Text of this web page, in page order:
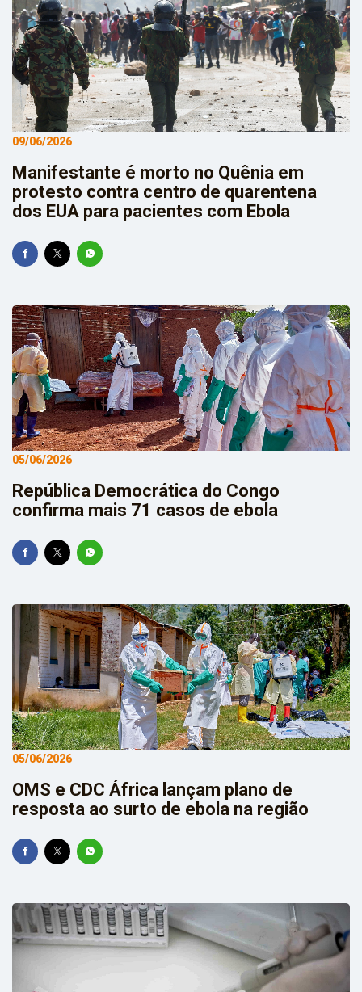
09/06/2026
Manifestante é morto no Quênia em
protesto contra centro de quarentena
dos EUA para pacientes com Ebola
05/06/2026
República Democrática do Congo
confirma mais 71 casos de ebola
05/06/2026
OMS e CDC África lançam plano de
resposta ao surto de ebola na região